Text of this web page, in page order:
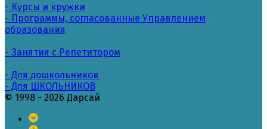
- Курсы и кружки
- Программы, согласованные Управлением
образования
- Занятия с Репетитором
- Для дошкольников
- Для ШКОЛЬНИКОВ
© 1998 - 2026 Дарсай